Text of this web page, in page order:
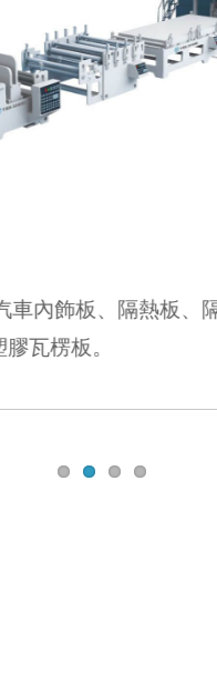
車內飾板、隔熱板、
瓦楞板。